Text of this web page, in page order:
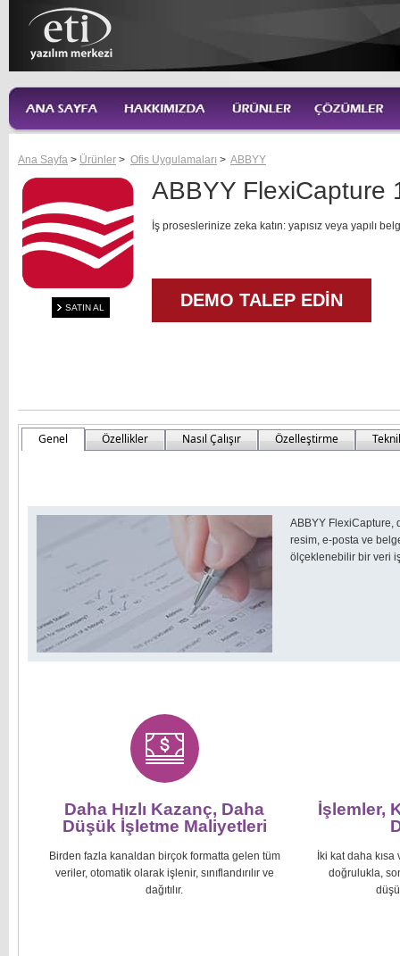
Ana Sayfa > Ürünler > Ofis Uygulamaları > ABBYY
SATIN AL
ABBYY FlexiCapture
İş proseslerinize zeka katın: yapısız veya yapılı
DEMO TALEP EDİN
Genel Özellikler Nasıl Çalışır Özelleştirme
ABBYY FlexiCapture,
resim, e-posta ve
ölçeklenebilir bir veri
Daha Hızlı Kazanç, Daha
Düşük İşletme Maliyetleri
Birden fazla kanaldan birçok formatta gelen tüm
veriler, otomatik olarak işlenir, sınıflandırılır ve
dağıtılır.
İşlemler,
İki kat daha
doğrulukla,